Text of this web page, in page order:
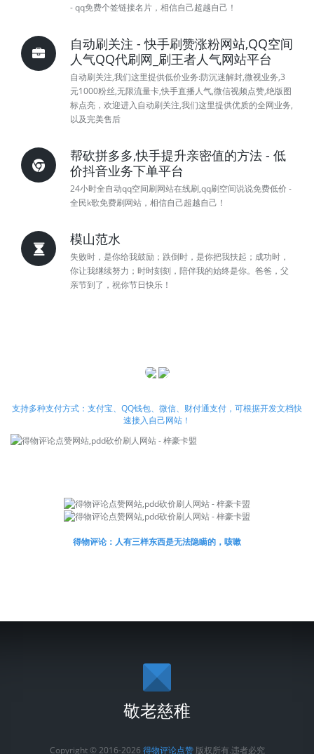
- qq免费个签链接名片，相信自己超越自己！
自动刷关注 - 快手刷赞涨粉网站,QQ空间
人气QQ代刷网_刷王者人气网站平台
自动刷关注,我们这里提供低价业务:防沉迷解封,微视业务,3
元1000粉丝,无限流量卡,快手直播人气,微信视频点赞,绝版图
标点亮，欢迎进入自动刷关注,我们这里提供优质的全网业务,
以及完美售后
帮砍拼多多,快手提升亲密值的方法 - 低
价抖音业务下单平台
24小时全自动qq空间刷网站在线刷,qq刷空间说说免费低价 -
全民k歌免费刷网站，相信自己超越自己！
模山范水
失败时，是你给我鼓励；跌倒时，是你把我扶起；成功时，
你让我继续努力；时时刻刻，陪伴我的始终是你。爸爸，父
亲节到了，祝你节日快乐！
支持多种支付方式：支付宝、QQ钱包、微信、财付通支付，可根据开发文档快
速接入自己网站！
得物评论：人有三样东西是无法隐瞒的，咳嗽
敬老慈稚
Copyright © 2016-2026 得物评论点赞版权所有.违者必究